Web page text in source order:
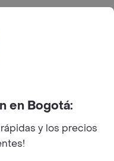
en Bogotá:
y los precios